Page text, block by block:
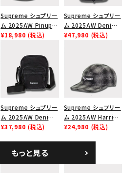
Supreme シュプリー
ム 2025AW Pinup
Mesh Back 5-Panel
ュバック 5パネルキャ
ップ トゥルーティン
バーHTC フォールカ
¥18,980 (税込)
Supreme シュプリー
ム 2025AW Denim
Backpack デニム バ
¥47,980 (税込)
Supreme シュプリー
ム 2025AW Denim
Shoulder Bag デニ
¥37,980 (税込)
Supreme シュプリー
ム 2025AW Harris
Tweed Camp Cap
¥24,980 (税込)
もっと見る